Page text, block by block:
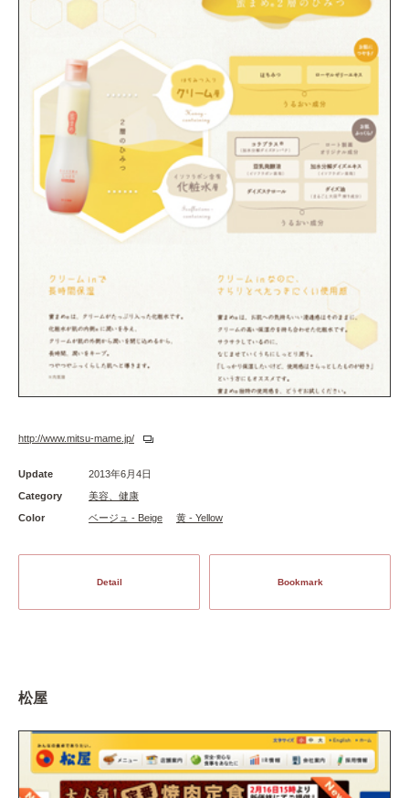
http://www.mitsu-mame.jp/
Update
2013年6月4日
Category
美容、健康
Color
ベージュ - Beige 黄 - Yellow
Detail Bookmark
松屋